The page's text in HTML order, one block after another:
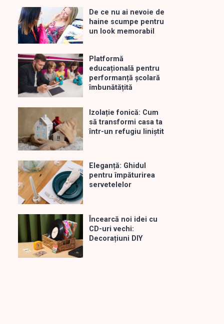
De ce nu ai nevoie de
haine scumpe pentru
un look memorabil
Platformă
educațională pentru
performanță școlară
îmbunătățită
Izolație fonică: Cum
să transformi casa ta
într-un refugiu liniștit
Eleganță: Ghidul
pentru împăturirea
servetelelor
Încearcă noi idei cu
CD-uri vechi:
Decorațiuni DIY